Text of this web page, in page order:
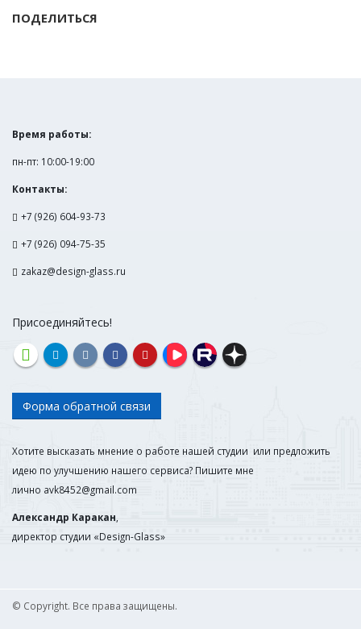
ПОДЕЛИТЬСЯ
Время работы:
пн-пт: 10:00-19:00
Контакты:
+7 (926) 604-93-73
+7 (926) 094-75-35
zakaz@design-glass.ru
Присоединяйтесь!
Форма обратной связи
Хотите высказать мнение о работе нашей студии или предложить
идею по улучшению нашего сервиса? Пишите мне
лично avk8452@gmail.com
Александр Каракан
директор студии «Design-Glass»
© Copyright. Все права защищены.